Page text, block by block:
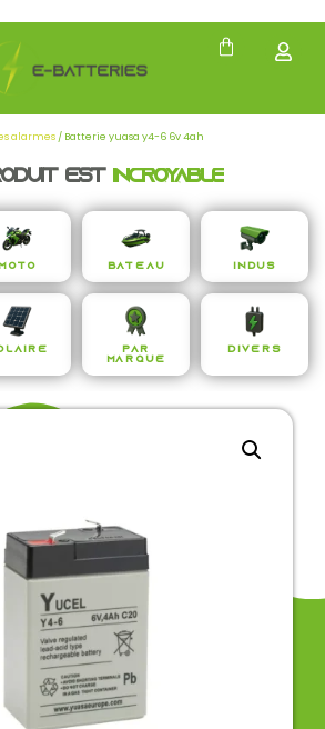
alarmes / Batterie yuasa y4-6 6v 4ah
est Incroyable
Moto Bateau Indus
Par
Marque
Divers